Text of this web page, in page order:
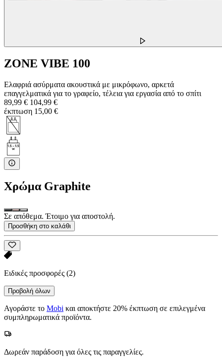
ZONE VIBE 100
Ελαφριά ασύρματα ακουστικά με μικρόφωνο, αρκετά
επαγγελματικά για το γραφείο, τέλεια για εργασία από το σπίτι
89,99 € 104,99 €
έκπτωση 15,00 €
Χρώμα Graphite
Σε απόθεμα. Έτοιμο για αποστολή.
Προσθήκη στο καλάθι
Ειδικές προσφορές (2)
Προβολή όλων
Αγοράστε το Mobi και αποκτήστε 20% έκπτωση σε επιλεγμένα
συμπληρωματικά προϊόντα.
Δωρεάν παράδοση για όλες τις παραγγελίες.